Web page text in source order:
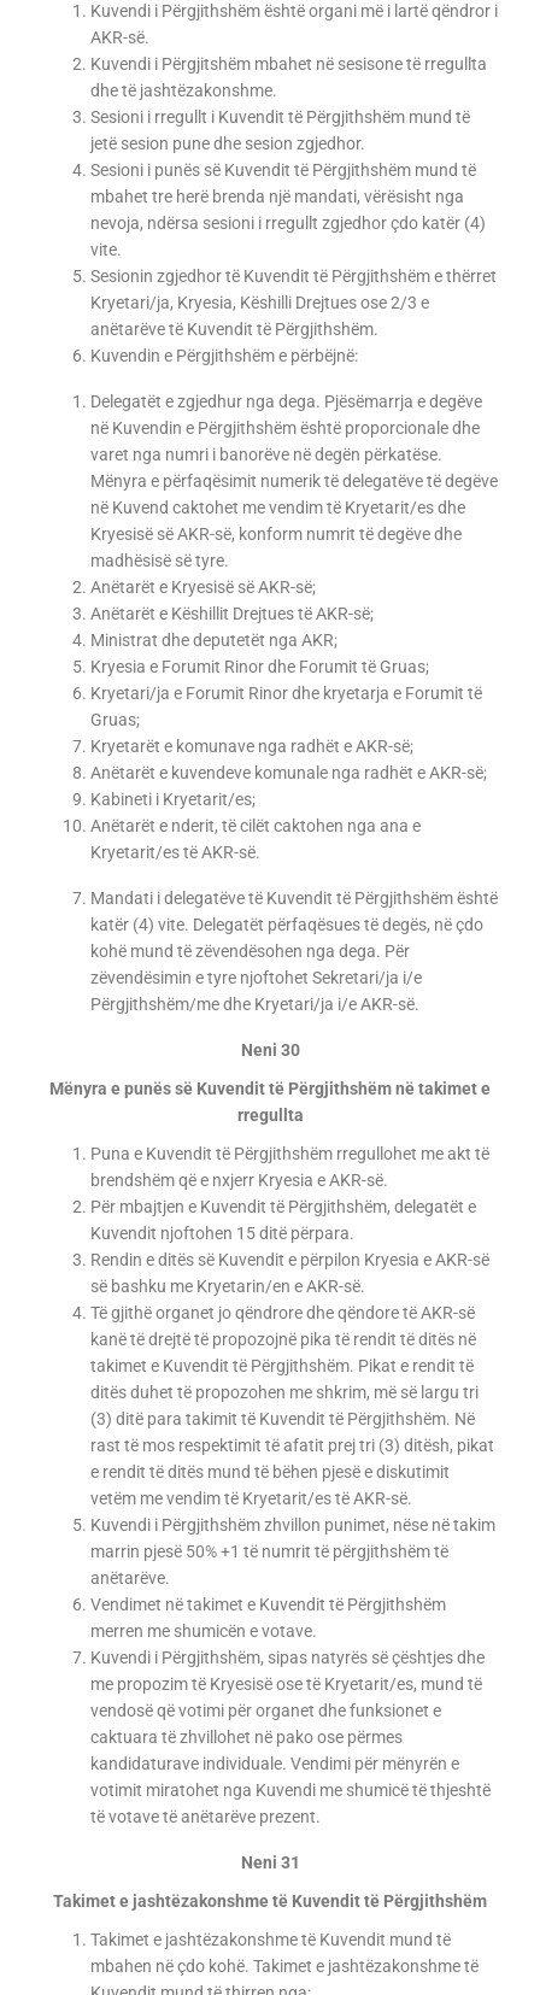
Kuvendi i Përgjithshëm është organi më i lartë qëndror i
AKR-së.
Kuvendi i Përgjitshëm mbahet në sesisone të rregullta
dhe të jashtëzakonshme.
Sesioni i rregullt i Kuvendit të Përgjithshëm mund të
jetë sesion pune dhe sesion zgjedhor.
Sesioni i punës së Kuvendit të Përgjithshëm mund të
mbahet tre herë brenda një mandati, vërësisht nga
nevoja, ndërsa sesioni i rregullt zgjedhor çdo katër (4)
vite.
Sesionin zgjedhor të Kuvendit të Përgjithshëm e thërret
Kryetari/ja, Kryesia, Këshilli Drejtues ose 2/3 e
anëtarëve të Kuvendit të Përgjithshëm.
Kuvendin e Përgjithshëm e përbëjnë:
Delegatët e zgjedhur nga dega. Pjësëmarrja e degëve
në Kuvendin e Përgjithshëm është proporcionale dhe
varet nga numri i banorëve në degën përkatëse.
Mënyra e përfaqësimit numerik të delegatëve të degëve
në Kuvend caktohet me vendim të Kryetarit/es dhe
Kryesisë së AKR-së, konform numrit të degëve dhe
madhësisë së tyre.
Anëtarët e Kryesisë së AKR-së;
Anëtarët e Këshillit Drejtues të AKR-së;
Ministrat dhe deputetët nga AKR;
Kryesia e Forumit Rinor dhe Forumit të Gruas;
Kryetari/ja e Forumit Rinor dhe kryetarja e Forumit të
Gruas;
Kryetarët e komunave nga radhët e AKR-së;
Anëtarët e kuvendeve komunale nga radhët e AKR-së;
Kabineti i Kryetarit/es;
Anëtarët e nderit, të cilët caktohen nga ana e
Kryetarit/es të AKR-së.
Mandati i delegatëve të Kuvendit të Përgjithshëm është
katër (4) vite. Delegatët përfaqësues të degës, në çdo
kohë mund të zëvendësohen nga dega. Për
zëvendësimin e tyre njoftohet Sekretari/ja i/e
Përgjithshëm/me dhe Kryetari/ja i/e AKR-së.
Neni 30
Mënyra e punës së Kuvendit të Përgjithshëm në takimet e
rregullta
Puna e Kuvendit të Përgjithshëm rregullohet me akt të
brendshëm që e nxjerr Kryesia e AKR-së.
Për mbajtjen e Kuvendit të Përgjithshëm, delegatët e
Kuvendit njoftohen 15 ditë përpara.
Rendin e ditës së Kuvendit e përpilon Kryesia e AKR-së
së bashku me Kryetarin/en e AKR-së.
Të gjithë organet jo qëndrore dhe qëndore të AKR-së
kanë të drejtë të propozojnë pika të rendit të ditës në
takimet e Kuvendit të Përgjithshëm. Pikat e rendit të
ditës duhet të propozohen me shkrim, më së largu tri
(3) ditë para takimit të Kuvendit të Përgjithshëm. Në
rast të mos respektimit të afatit prej tri (3) ditësh, pikat
e rendit të ditës mund të bëhen pjesë e diskutimit
vetëm me vendim të Kryetarit/es të AKR-së.
Kuvendi i Përgjithshëm zhvillon punimet, nëse në takim
marrin pjesë 50% +1 të numrit të përgjithshëm të
anëtarëve.
Vendimet në takimet e Kuvendit të Përgjithshëm
merren me shumicën e votave.
Kuvendi i Përgjithshëm, sipas natyrës së çështjes dhe
me propozim të Kryesisë ose të Kryetarit/es, mund të
vendosë që votimi për organet dhe funksionet e
caktuara të zhvillohet në pako ose përmes
kandidaturave individuale. Vendimi për mënyrën e
votimit miratohet nga Kuvendi me shumicë të thjeshtë
të votave të anëtarëve prezent.
Neni 31
Takimet e jashtëzakonshme të Kuvendit të Përgjithshëm
Takimet e jashtëzakonshme të Kuvendit mund të
mbahen në çdo kohë. Takimet e jashtëzakonshme të